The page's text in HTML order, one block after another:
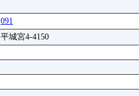
091
平城宮4-4150